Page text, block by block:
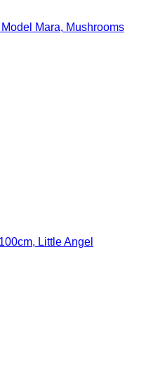
Mara, Mushrooms
Little Angel